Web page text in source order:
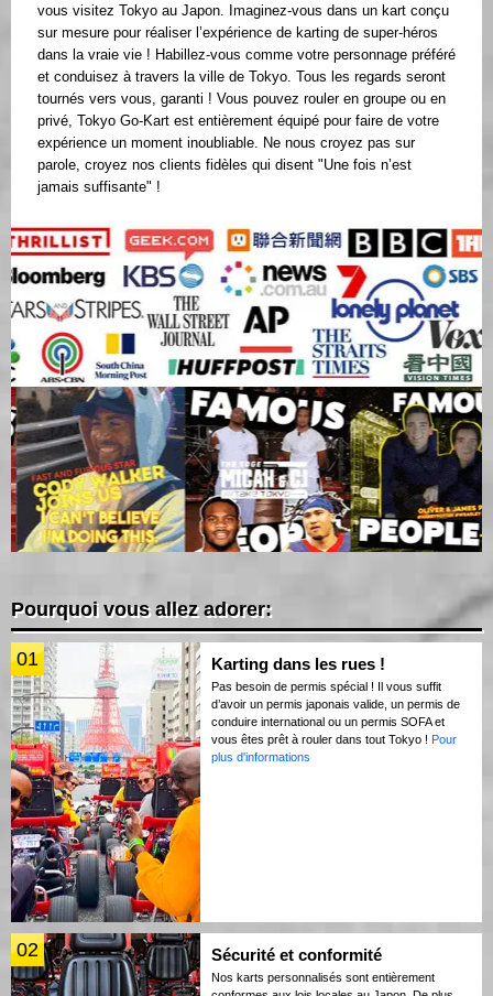
vous visitez Tokyo au Japon. Imaginez-vous dans un kart conçu
sur mesure pour réaliser l’expérience de karting de super-héros
dans la vraie vie ! Habillez-vous comme votre personnage préféré
et conduisez à travers la ville de Tokyo. Tous les regards seront
tournés vers vous, garanti ! Vous pouvez rouler en groupe ou en
privé, Tokyo Go-Kart est entièrement équipé pour faire de votre
expérience un moment inoubliable. Ne nous croyez pas sur
parole, croyez nos clients fidèles qui disent "Une fois n’est
jamais suffisante" !
Pourquoi vous allez adorer:
01 Karting dans les rues !
Pas besoin de permis spécial ! Il vous suffit
d’avoir un permis japonais valide, un permis de
conduire international ou un permis SOFA et
vous êtes prêt à rouler dans tout Tokyo ! Pour
plus d'informations
02 Sécurité et conformité
Nos karts personnalisés sont entièrement